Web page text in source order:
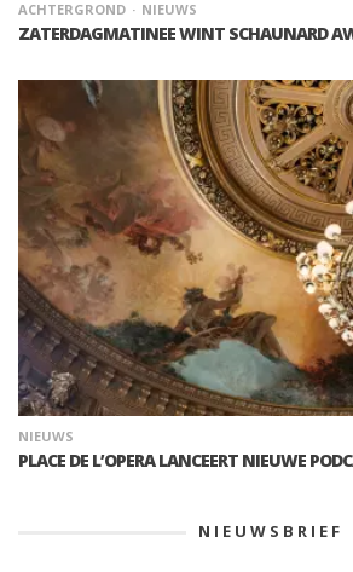
ACHTERGROND NIEUWS
ZATERDAGMATINEE WINT SCHAUNARD
NIEUWS
PLACE DE L’OPERA LANCEERT NIEUWE
NIEUWSBRIEF